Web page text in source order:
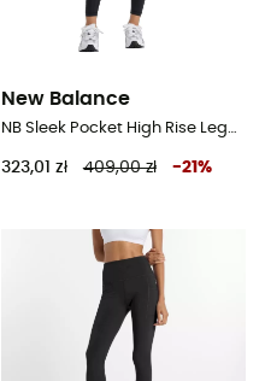
New Balance
NB Sleek Pocket High Rise Legging 25" - Legginsy do biegania damskie
323,01 zł 409,00 zł -21 %